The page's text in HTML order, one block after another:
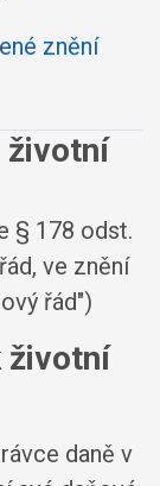
znění
životní
§ 178 odst.
ve znění
řád")
životní
daně v